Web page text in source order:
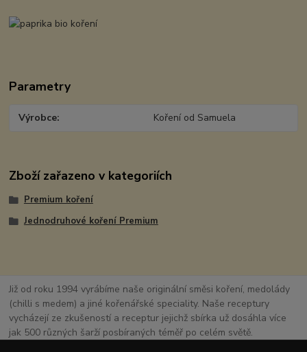
Parametry
Výrobce Koření od Samuela
Zboží zařazeno v kategoriích
Premium koření
Jednodruhové koření Premium
Již od roku 1994 vyrábíme naše originální směsi koření, medolády
(chilli s medem) a jiné kořenářské speciality. Naše receptury
vycházejí ze zkušeností a receptur jejichž sbírka už dosáhla více
jak 500 různých šarží posbíraných téměř po celém světě.